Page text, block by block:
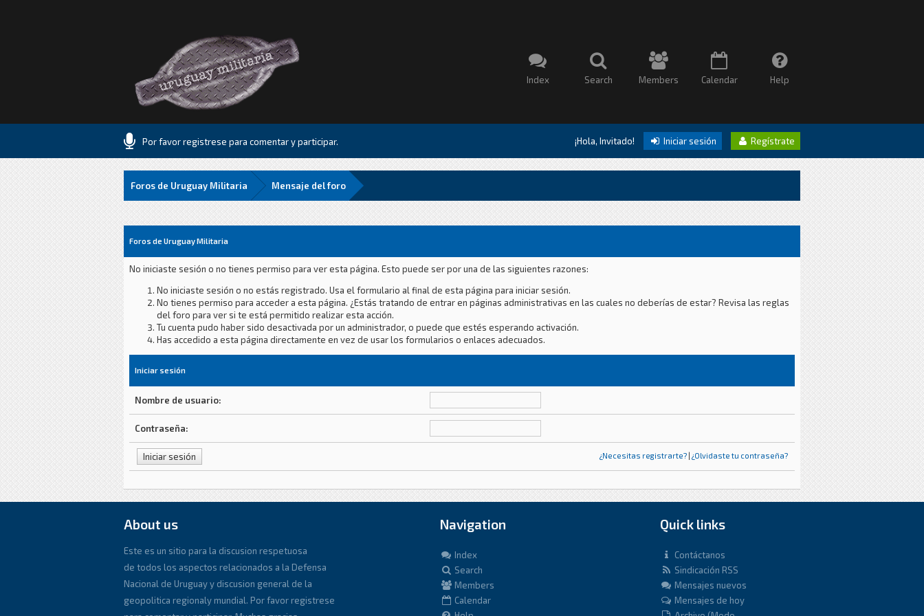
Index Search Members Calendar Help
Por favor registrese para comentar y participar. ¡Hola, Invitado! Iniciar sesión Regístrate
Foros de Uruguay Militaria Mensaje del foro
Foros de Uruguay Militaria
No iniciaste sesión o no tienes permiso para ver esta página. Esto puede ser por una de las siguientes razones:
No iniciaste sesión o no estás registrado. Usa el formulario al final de esta página para iniciar sesión.
No tienes permiso para acceder a esta página. ¿Estás tratando de entrar en páginas administrativas en las cuales no deberías de estar? Revisa las reglas
del foro para ver si te está permitido realizar esta acción.
Tu cuenta pudo haber sido desactivada por un administrador, o puede que estés esperando activación.
Has accedido a esta página directamente en vez de usar los formularios o enlaces adecuados.
Iniciar sesión
Nombre de usuario:
Contraseña:
¿Necesitas registrarte? | ¿Olvidaste tu contraseña?
About us
Este es un sitio para la discusion respetuosa
de todos los aspectos relacionados a la Defensa
Nacional de Uruguay y discusion general de la
geopolitica regionaly mundial. Por favor registrese
Navigation
Index
Search
Members
Calendar
Quick links
Contáctanos
Sindicación RSS
Mensajes nuevos
Mensajes de hoy